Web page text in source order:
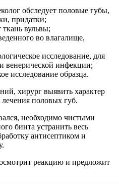
обследует половые губы,
придатки;
ткань вульвы;
во влагалище,
исследование, для
венерической инфекции;
исследование образца.
хирург выявить характер
половых губ.
необходимо чистыми
бинта устранить весь
антисептиком и
реакцию и предложит